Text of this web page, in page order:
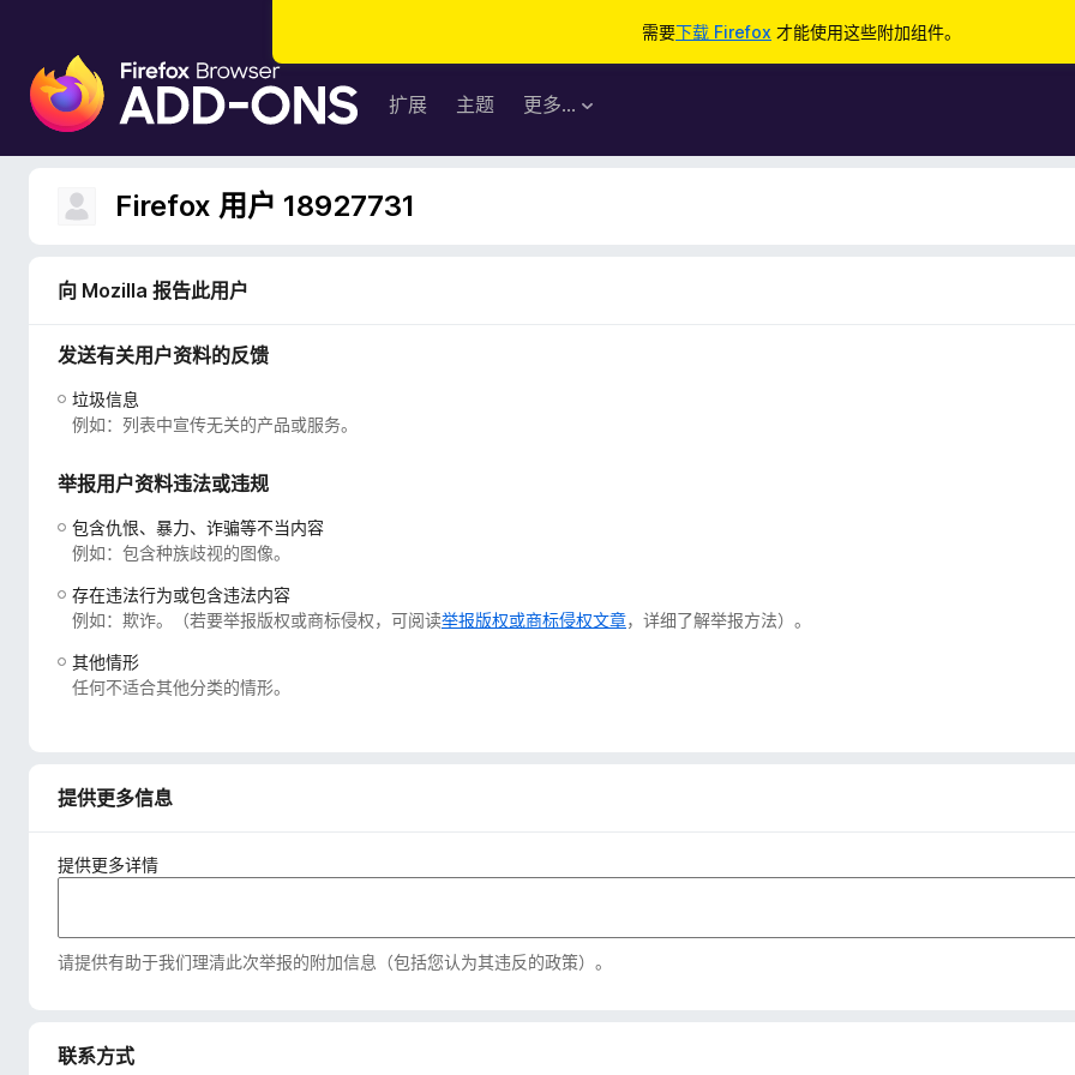
需要下载 Firefox 才能使用这些附加组件。
F
i
e
扩展 主题 更多…
Firefox 用户 18927731
向 Mozilla 报告此用户
发送有关用户资料的反馈
垃圾信息
例如：列表中宣传无关的产品或服务。
举报用户资料违法或违规
包含仇恨、暴力、诈骗等不当内容
例如：包含种族歧视的图像。
存在违法行为或包含违法内容
例如：欺诈。（若要举报版权或商标侵权，可阅读举报版权或商标侵权文章，详细了解举报方法）。
其他情形
任何不适合其他分类的情形。
提供更多信息
提供更多详情
请提供有助于我们理清此次举报的附加信息（包括您认为其违反的政策）。
联系方式